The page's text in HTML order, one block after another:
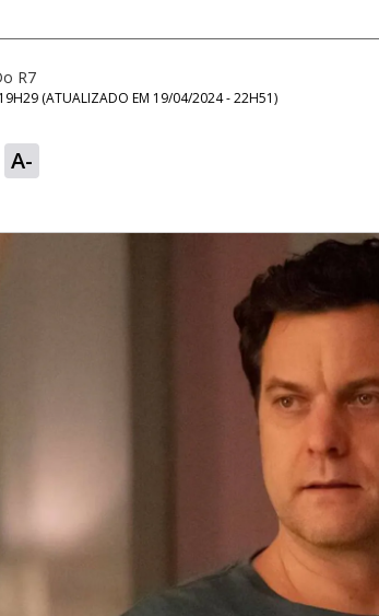
R7
(ATUALIZADO EM 19/04/2024 - 22H51)
A-